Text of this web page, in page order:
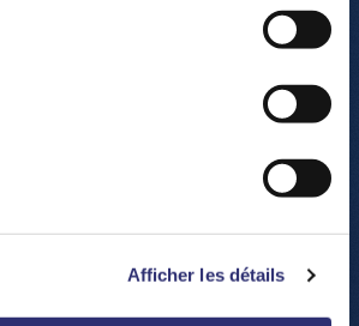
Afficher les détails